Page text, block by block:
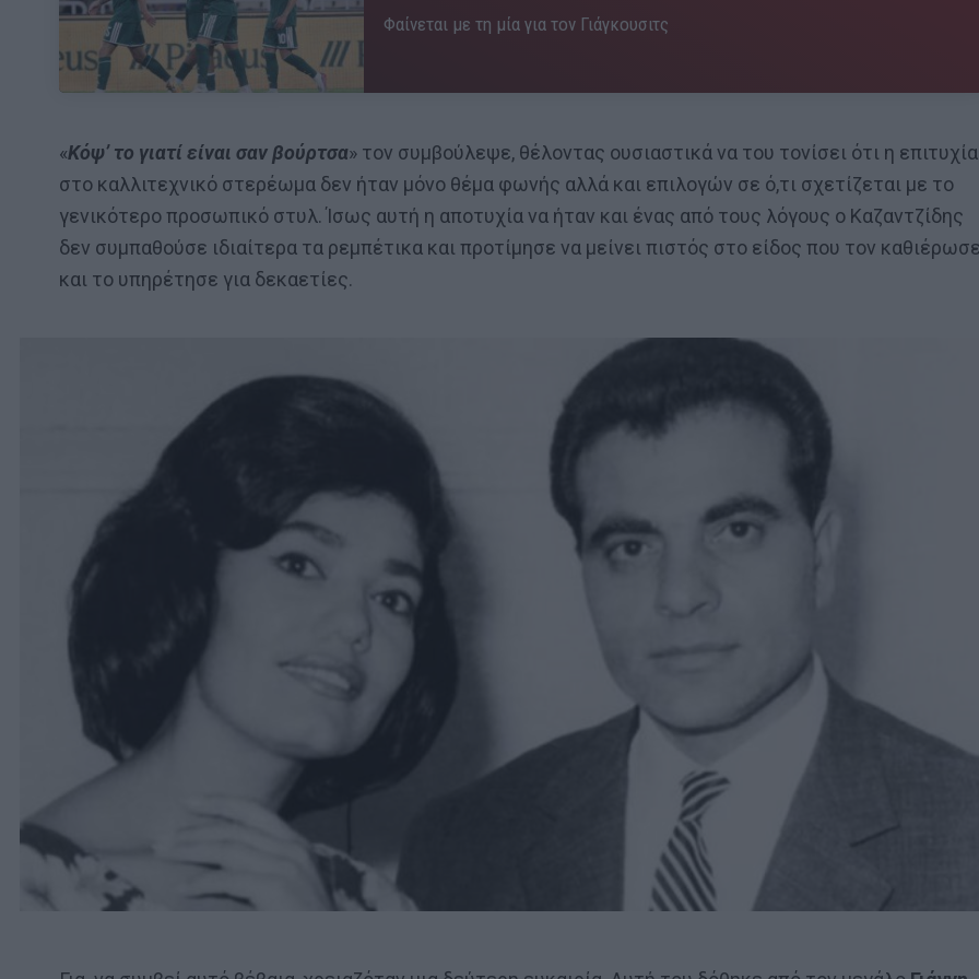
Φαίνεται με τη μία για τον Γιάγκουσιτς
«Κόψ’ το γιατί είναι σαν βούρτσα» τον συμβούλεψε, θέλοντας ουσιαστικά να του τονίσει ότι η επιτυχία
στο καλλιτεχνικό στερέωμα δεν ήταν μόνο θέμα φωνής αλλά και επιλογών σε ό,τι σχετίζεται με το
γενικότερο προσωπικό στυλ. Ίσως αυτή η αποτυχία να ήταν και ένας από τους λόγους ο Καζαντζίδης
δεν συμπαθούσε ιδιαίτερα τα ρεμπέτικα και προτίμησε να μείνει πιστός στο είδος που τον
και το υπηρέτησε για δεκαετίες.